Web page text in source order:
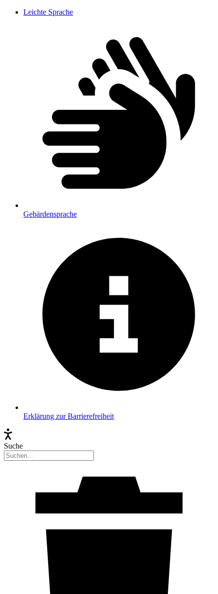
Leichte Sprache
Gebärdensprache
Erklärung zur Barrierefreiheit
Suche